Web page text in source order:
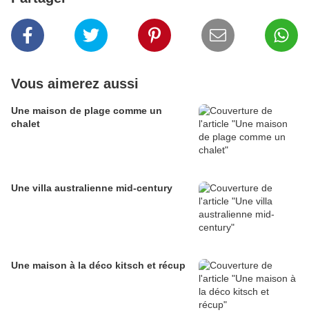
Vous aimerez aussi
Une maison de plage comme un
chalet
Une villa australienne mid-century
Une maison à la déco kitsch et récup